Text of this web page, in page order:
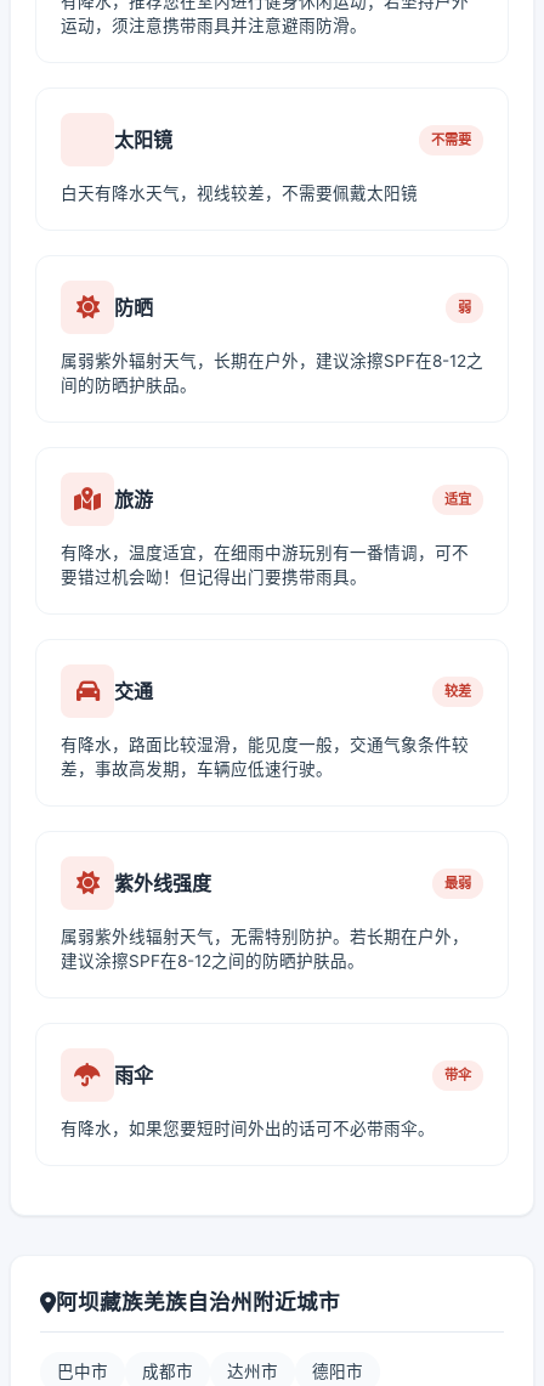
运动，须注意携带雨具并注意避雨防滑。
太阳镜 不需要
白天有降水天气，视线较差，不需要佩戴太阳镜
防晒 弱
属弱紫外辐射天气，长期在户外，建议涂擦SPF在8-12之
间的防晒护肤品。
旅游 适宜
有降水，温度适宜，在细雨中游玩别有一番情调，可不
要错过机会呦！但记得出门要携带雨具。
交通 较差
有降水，路面比较湿滑，能见度一般，交通气象条件较
差，事故高发期，车辆应低速行驶。
紫外线强度 最弱
属弱紫外线辐射天气，无需特别防护。若长期在户外，
建议涂擦SPF在8-12之间的防晒护肤品。
雨伞 带伞
有降水，如果您要短时间外出的话可不必带雨伞。
阿坝藏族羌族自治州附近城市
巴中市 成都市 达州市 德阳市